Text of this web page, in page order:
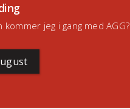
kommer jeg i gang med AGG?